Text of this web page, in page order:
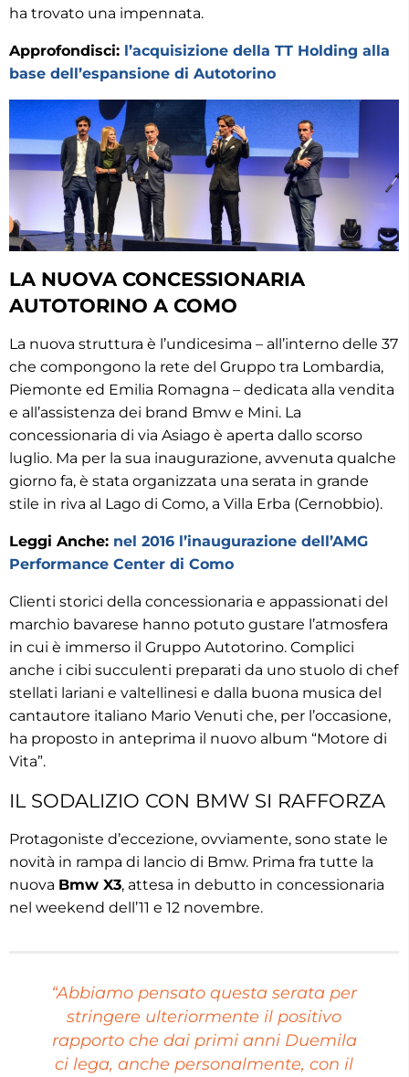
ha trovato una impennata.
Approfondisci: l’acquisizione della TT Holding alla
base dell’espansione di Autotorino
LA NUOVA CONCESSIONARIA
AUTOTORINO A COMO
La nuova struttura è l’undicesima – all’interno delle 37
che compongono la rete del Gruppo tra Lombardia,
Piemonte ed Emilia Romagna – dedicata alla vendita
e all’assistenza dei brand Bmw e Mini. La
concessionaria di via Asiago è aperta dallo scorso
luglio. Ma per la sua inaugurazione, avvenuta qualche
giorno fa, è stata organizzata una serata in grande
stile in riva al Lago di Como, a Villa Erba (Cernobbio).
Leggi Anche: nel 2016 l’inaugurazione dell’AMG
Performance Center di Como
Clienti storici della concessionaria e appassionati del
marchio bavarese hanno potuto gustare l’atmosfera
in cui è immerso il Gruppo Autotorino. Complici
anche i cibi succulenti preparati da uno stuolo di chef
stellati lariani e valtellinesi e dalla buona musica del
cantautore italiano Mario Venuti che, per l’occasione,
ha proposto in anteprima il nuovo album “Motore di
Vita”.
IL SODALIZIO CON BMW SI RAFFORZA
Protagoniste d’eccezione, ovviamente, sono state le
novità in rampa di lancio di Bmw. Prima fra tutte la
nuova Bmw X3, attesa in debutto in concessionaria
nel weekend dell’11 e 12 novembre.
“Abbiamo pensato questa serata per
stringere ulteriormente il positivo
rapporto che dai primi anni Duemila
ci lega, anche personalmente, con il